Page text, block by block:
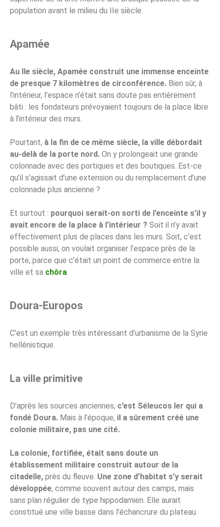
population avant le milieu du IIe siècle.
Apamée
Au IIe siècle, Apamée construit une immense enceinte
de presque 7 kilomètres de circonférence. Bien sûr, à
l’intérieur, l’espace n’était sans doute pas entièrement
bâti : les fondateurs prévoyaient toujours de la place libre
à l’intérieur des murs.
Pourtant, à la fin de ce même siècle, la ville débordait
au-delà de la porte nord. On y prolongeait une grande
colonnade avec des portiques et des boutiques. Est-ce
qu’il s’agissait d’une extension ou du remplacement d’une
colonnade plus ancienne ?
Et surtout : pourquoi serait-on sorti de l’enceinte s’il y
avait encore de la place à l’intérieur ? Soit il n’y avait
effectivement plus de places dans les murs. Soit, c’est
possible aussi, on voulait organiser l’espace près de la
porte, parce que c’était un point de commerce entre la
ville et sa chôra
Doura-Europos
C’est un exemple très intéressant d’urbanisme de la Syrie
hellénistique.
La ville primitive
D’après les sources anciennes, c’est Séleucos Ier qui a
fondé Doura. Mais à l’époque, il a sûrement créé une
colonie militaire, pas une cité.
La colonie, fortifiée, était sans doute un
établissement militaire construit autour de la
citadelle, près du fleuve. Une zone d’habitat s’y serait
développée, comme souvent autour des camps, mais
sans plan régulier de type hippodamien. Elle aurait
constitué une ville basse dans l’échancrure du plateau.